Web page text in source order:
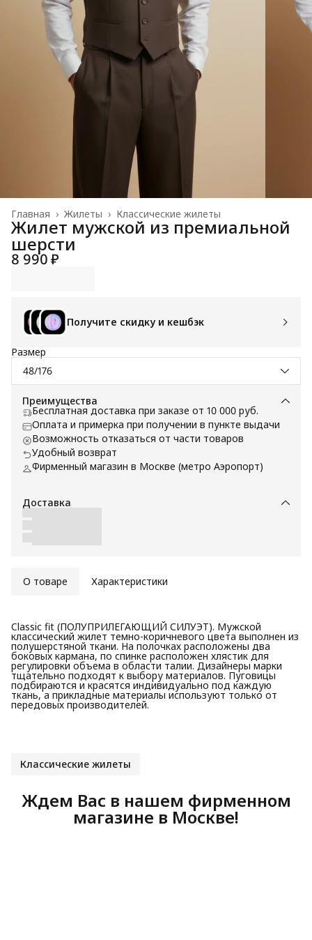
Классические жилеты
Жилеты ›
Главная ›
Жилет мужской из премиальной
шерсти
8 990 ₽
Получите скидку и кешбэк
Размер
48/176
Преимущества
Бесплатная доставка при заказе от 10 000 руб.
Оплата и примерка при получении в пункте выдачи
Возможность отказаться от части товаров
Удобный возврат
Фирменный магазин в Москве (метро Аэропорт)
Доставка
О товаре Характеристики
Classic fit (ПОЛУПРИЛЕГАЮЩИЙ СИЛУЭТ). Мужской
классический жилет темно-коричневого цвета выполнен из
полушерстяной ткани. На полочках расположены два
боковых кармана, по спинке расположен хлястик для
регулировки объема в области талии. Дизайнеры марки
тщательно подходят к выбору материалов. Пуговицы
подбираются и красятся индивидуально под каждую
ткань, а прикладные материалы используют только от
передовых производителей.
Классические жилеты
Ждем Вас в нашем фирменном
магазине в Москве!